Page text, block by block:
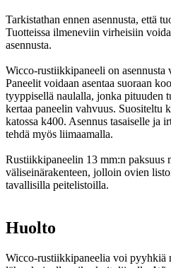
Tarkistathan ennen asennusta, että
Tuotteissa ilmeneviin virheisiin
asennusta.
Wicco-rustiikkipaneeli on asennusta
Paneelit voidaan asentaa suoraan
tyyppisellä naulalla, jonka pituuden
kertaa paneelin vahvuus. Suositeltu
katossa k400. Asennus tasaiselle ja
tehdä myös liimaamalla.
Rustiikkipaneelin 13 mm:n paksuus
väliseinärakenteen, jolloin ovien
tavallisilla peitelistoilla.
Huolto
Wicco-rustiikkipaneelia voi pyyhkiä